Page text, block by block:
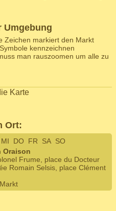
Umgebung
Zeichen markiert den Markt
kennzeichnen
man rauszoomen um alle zu
Karte
Ort:
MI DO FR SA SO
Oraison
Frume, place du Docteur
Romain Selsis, place Clément